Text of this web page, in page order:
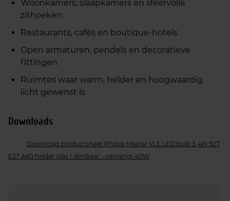
Woonkamers, slaapkamers en sfeervolle
zithoeken
Restaurants, cafés en boutique‑hotels
Open armaturen, pendels en decoratieve
fittingen
Ruimtes waar warm, helder en hoogwaardig
licht gewenst is
Downloads
Download productsheet Philips Master VLE LED bulb 3.4W 927
E27 A60 helder glas | dimbaar - vervangt 40W